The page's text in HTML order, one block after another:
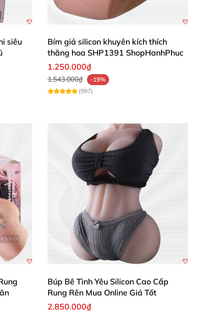
thương cho vùng da nhạy cảm. Đường gân
dương vật được thiết kế trông rất thật
Ngoài ra, sản phẩm có thêm thiết kế mô
siêu
Bím giả silicon khuyên kích thích
thăng hoa SHP1391 ShopHanhPhuc
1.250.000₫
1.543.000₫
-19%
(997)
Búp Bê Tình Yêu Silicon Cao Cấp
Rung Rên Mua Online Giá Tốt
2.850.000₫